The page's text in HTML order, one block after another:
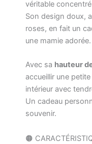
véritable concentré
Son design doux,
roses, en fait un
une mamie adorée.
Avec sa hauteur
accueillir une
intérieur avec
Un cadeau
souvenir.
🟠